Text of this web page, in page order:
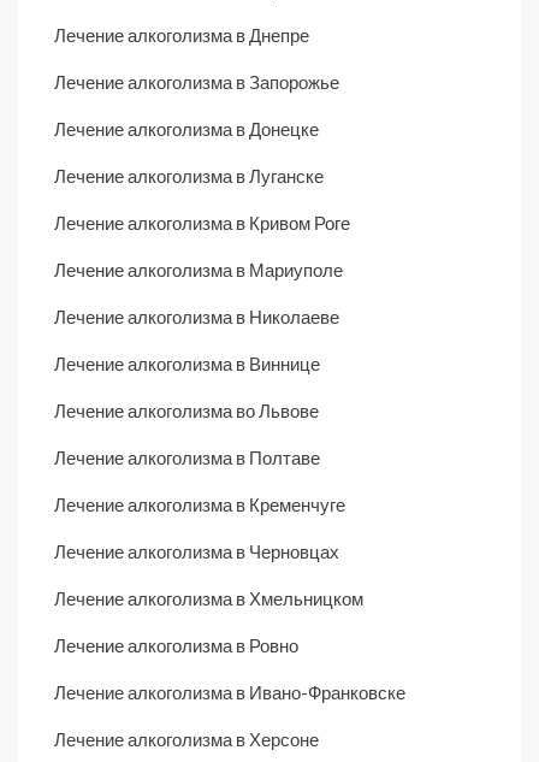
Лечение алкоголизма в Днепре
Лечение алкоголизма в Запорожье
Лечение алкоголизма в Донецке
Лечение алкоголизма в Луганске
Лечение алкоголизма в Кривом Роге
Лечение алкоголизма в Мариуполе
Лечение алкоголизма в Николаеве
Лечение алкоголизма в Виннице
Лечение алкоголизма во Львове
Лечение алкоголизма в Полтаве
Лечение алкоголизма в Кременчуге
Лечение алкоголизма в Черновцах
Лечение алкоголизма в Хмельницком
Лечение алкоголизма в Ровно
Лечение алкоголизма в Ивано-Франковске
Лечение алкоголизма в Херсоне